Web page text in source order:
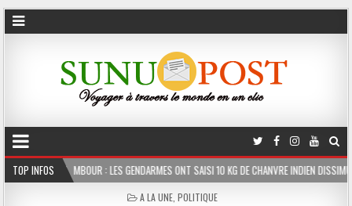
TOP INFOS
LES GENDARMES ONT SAISI 10 KG DE CHANVRE INDIEN DISSIMULÉS DANS LE COFFRE
POSTED
A LA UNE, POLITIQUE